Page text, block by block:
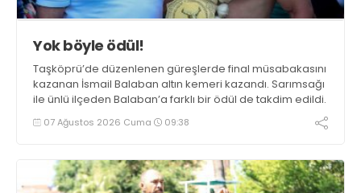
Yok böyle ödül!
Taşköprü’de düzenlenen güreşlerde final müsabakasını
kazanan İsmail Balaban altın kemeri kazandı. Sarımsağı
ile ünlü ilçeden Balaban’a farklı bir ödül de takdim edildi.
07 Ağustos 2026 Cuma 09:38